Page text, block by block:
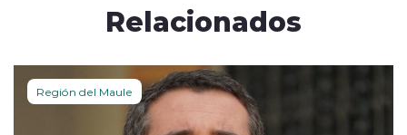
Relacionados
Región del Maule